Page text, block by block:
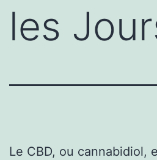
les
Le CBD, ou cannabidiol,